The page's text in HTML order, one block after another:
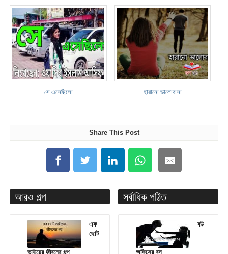
সে এসেছিলো হারানো ভালোবাসা
Share This Post
আরও গল্প
এক
ছোট
ভাইয়ের জীবনের গল্প
সর্বাধিক পঠিত
বউ
অফিসের বস